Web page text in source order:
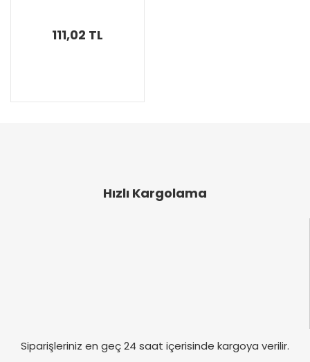
111,02 TL
Hızlı Kargolama
Siparişleriniz en geç 24 saat içerisinde kargoya verilir.